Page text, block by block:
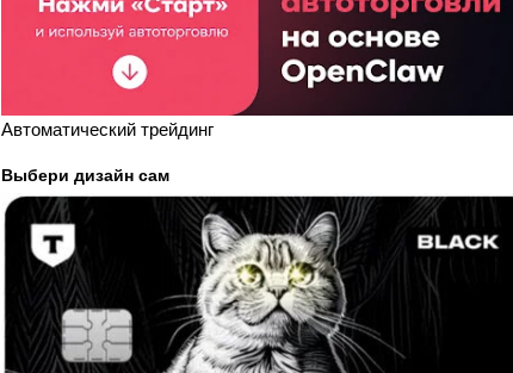
Автоматический трейдинг
Выбери дизайн сам